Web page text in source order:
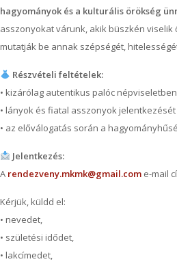
hagyományok és a kulturális örökség
asszonyokat várunk, akik büszkén viselik
mutatják be annak szépségét,
Részvételi feltételek:
• kizárólag autentikus palóc
• lányok és fiatal asszonyok
• az előválogatás során a
Jelentkezés:
A rendezveny.mkmk@gmail.com e-mail
Kérjük, küldd el:
• nevedet,
• születési idődet,
• lakcímedet,